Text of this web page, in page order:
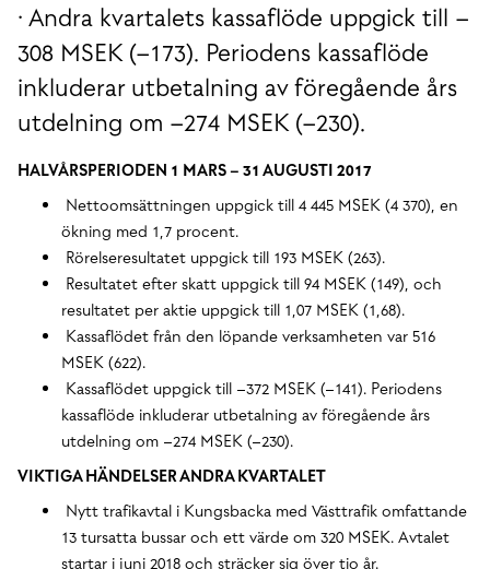
· Andra kvartalets kassaflöde uppgick till –
308 MSEK (–173). Periodens kassaflöde
inkluderar utbetalning av föregående års
utdelning om –274 MSEK (–230).
HALVÅRSPERIODEN 1 MARS – 31 AUGUSTI 2017
Nettoomsättningen uppgick till 4 445 MSEK (4 370), en
ökning med 1,7 procent.
Rörelseresultatet uppgick till 193 MSEK (263).
Resultatet efter skatt uppgick till 94 MSEK (149), och
resultatet per aktie uppgick till 1,07 MSEK (1,68).
Kassaflödet från den löpande verksamheten var 516
MSEK (622).
Kassaflödet uppgick till –372 MSEK (–141). Periodens
kassaflöde inkluderar utbetalning av föregående års
utdelning om –274 MSEK (–230).
VIKTIGA HÄNDELSER ANDRA KVARTALET
Nytt trafikavtal i Kungsbacka med Västtrafik omfattande
13 tursatta bussar och ett värde om 320 MSEK. Avtalet
startar i juni 2018 och sträcker sig över tio år.